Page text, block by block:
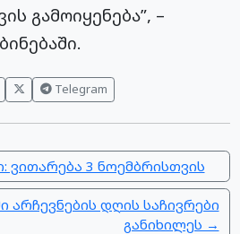
გამოიყენება”, –
Telegram
ვითარება 3 ნოემბრისთვის
არჩევნების დღის საჩივრები
განიხილეს →